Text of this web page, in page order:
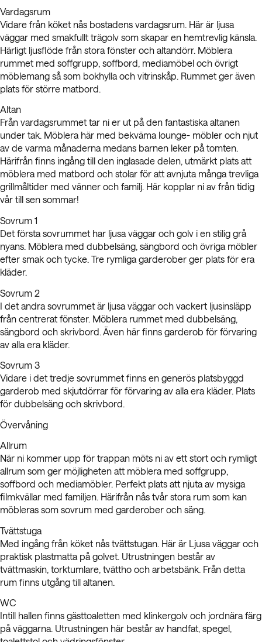
Vardagsrum
Vidare från köket nås bostadens vardagsrum. Här är ljusa
väggar med smakfullt trägolv som skapar en hemtrevlig känsla.
Härligt ljusflöde från stora fönster och altandörr. Möblera
rummet med soffgrupp, soffbord, mediamöbel och övrigt
möblemang så som bokhylla och vitrinskåp. Rummet ger även
plats för större matbord.
Altan
Från vardagsrummet tar ni er ut på den fantastiska altanen
under tak. Möblera här med bekväma lounge- möbler och njut
av de varma månaderna medans barnen leker på tomten.
Härifrån finns ingång till den inglasade delen, utmärkt plats att
möblera med matbord och stolar för att avnjuta många trevliga
grillmåltider med vänner och familj. Här kopplar ni av från tidig
vår till sen sommar!
Sovrum 1
Det första sovrummet har ljusa väggar och golv i en stilig grå
nyans. Möblera med dubbelsäng, sängbord och övriga möbler
efter smak och tycke. Tre rymliga garderober ger plats för era
kläder.
Sovrum 2
I det andra sovrummet är ljusa väggar och vackert ljusinsläpp
från centrerat fönster. Möblera rummet med dubbelsäng,
sängbord och skrivbord. Även här finns garderob för förvaring
av alla era kläder.
Sovrum 3
Vidare i det tredje sovrummet finns en generös platsbyggd
garderob med skjutdörrar för förvaring av alla era kläder. Plats
för dubbelsäng och skrivbord.
Övervåning
Allrum
När ni kommer upp för trappan möts ni av ett stort och rymligt
allrum som ger möjligheten att möblera med soffgrupp,
soffbord och mediamöbler. Perfekt plats att njuta av mysiga
filmkvällar med familjen. Härifrån nås tvår stora rum som kan
möbleras som sovrum med garderober och säng.
Tvättstuga
Med ingång från köket nås tvättstugan. Här är Ljusa väggar och
praktisk plastmatta på golvet. Utrustningen består av
tvättmaskin, torktumlare, tvättho och arbetsbänk. Från detta
rum finns utgång till altanen.
WC
Intill hallen finns gästtoaletten med klinkergolv och jordnära färg
på väggarna. Utrustningen här består av handfat, spegel,